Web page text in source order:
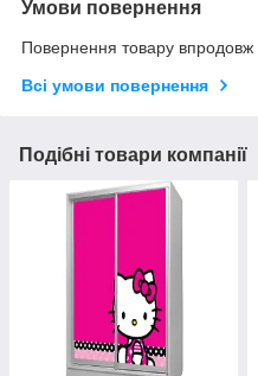
Умови повернення
Повернення товару впродовж
Всі умови повернення
Подібні товари компанії